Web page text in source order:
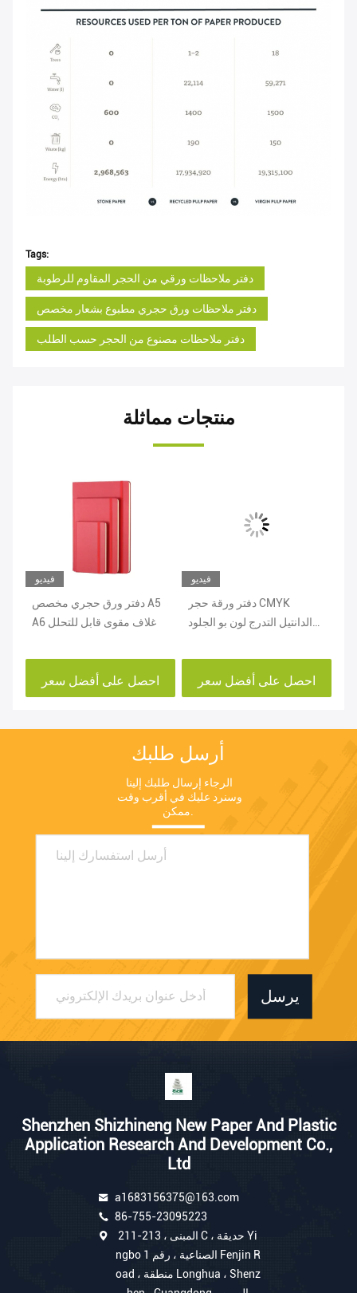
Tags:
دفتر ملاحظات ورقي من الحجر المقاوم للرطوبة
دفتر ملاحظات ورق حجري مطبوع بشعار مخصص
دفتر ملاحظات مصنوع من الحجر حسب الطلب
منتجات مماثلة
فيديو
دفتر ورق حجري مخصص A5
A6 غلاف مقوى قابل للتحلل
احصل على أفضل سعر
فيديو
دفتر ورقة حجر CMYK
الدانتيل التدرج لون بو الجلود
احصل على أفضل سعر
أرسل طلبك
ممكن.
يرسل
Shenzhen Shizhineng New Paper And Plastic
Application Research And Development Co.,
Ltd
a1683156375@163.com
86-755-23095223
211-213 ، المبنى C ، حديقة Yi
ngbo الصناعية ، رقم 1 Fenjin R
oad ، منطقة Longhua ، Shenz